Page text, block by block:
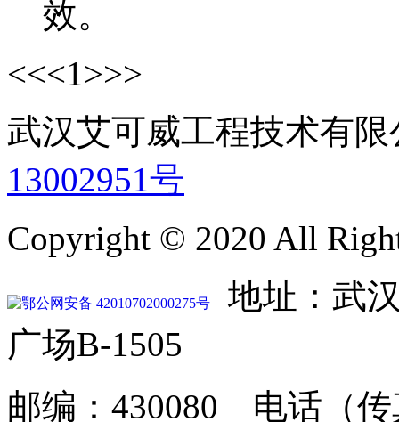
效。
<<<1>>>
武汉艾可威工程技术有
13002951号
Copyright © 2020 All
鄂公网安备 42010702000275号
地址：武
广场B-1505
邮编：430080 电话（传